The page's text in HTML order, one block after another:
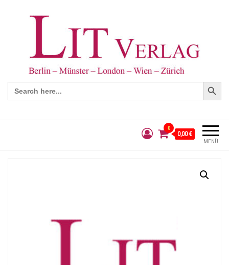
Search
for:
Search Button
MENÜ
0
0,00 €